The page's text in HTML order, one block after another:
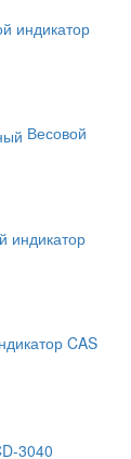
индикатор
Весовой
индикатор
CAS